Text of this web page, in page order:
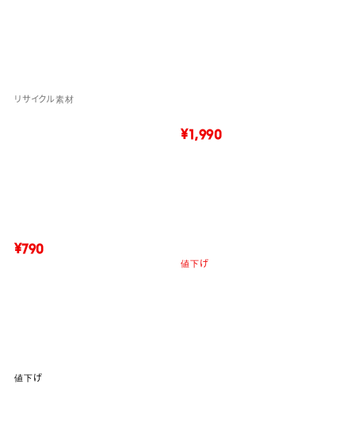
リサイクル素材
¥790
値下げ
¥1,990
値下げ